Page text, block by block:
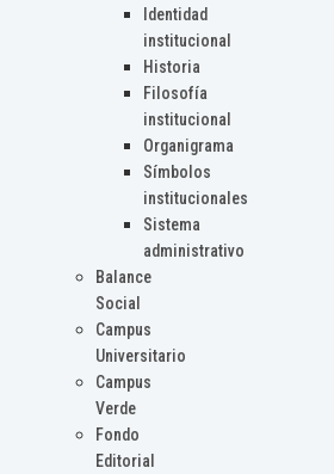
Identidad
institucional
Historia
Filosofía
institucional
Organigrama
Símbolos
institucionales
Sistema
administrativo
Balance
Social
Campus
Universitario
Campus
Verde
Fondo
Editorial